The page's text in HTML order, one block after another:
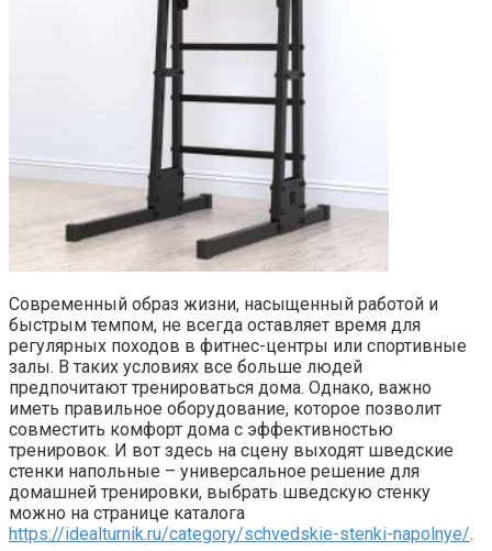
Современный образ жизни, насыщенный работой и
быстрым темпом, не всегда оставляет время для
регулярных походов в фитнес-центры или спортивные
залы. В таких условиях все больше людей
предпочитают тренироваться дома. Однако, важно
иметь правильное оборудование, которое позволит
совместить комфорт дома с эффективностью
тренировок. И вот здесь на сцену выходят шведские
стенки напольные – универсальное решение для
домашней тренировки, выбрать шведскую стенку
можно на странице каталога
https://idealturnik.ru/category/schvedskie-stenki-napolnye/.